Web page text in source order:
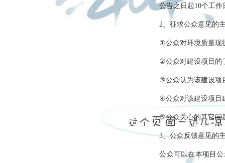
公告之日起10个工作
2、征求公众意见的
①公众对环境质量现
②公众对建设项目 的
③公众认为该建设项
④公众对该建设项目
⑤公众关心的其它问
3、公众反馈意见的
公众可以在本项目